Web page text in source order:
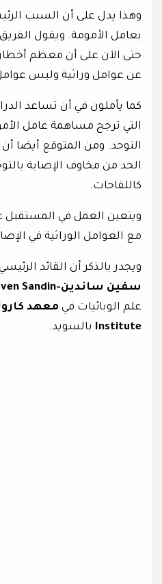
وهذا يدل على أن السبب
بعامل الأمومة. ويقول الفريق
حتى الآن على أن معظم أخطار
عن عوامل وراثية وليس
كما يأملون في أن تساعد
التي ترجح مساهمة عامل
التوحد. ومن المتوقع أيضا
الحد من مخاوف الإصابة
كاللقاحات.
ويتعين العمل في المستقبل
مع العوامل الوراثية في
ويجدر بالذكر أن القائد
سفين ساندين-Sven Sandin
علم الوبائيات في معهد
Institute بالسويد.